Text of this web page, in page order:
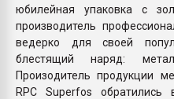
юбилейная упаковка с
производитель
ведерко для своей
блестящий наряд:
Произодитель продукции
RPC Superfos